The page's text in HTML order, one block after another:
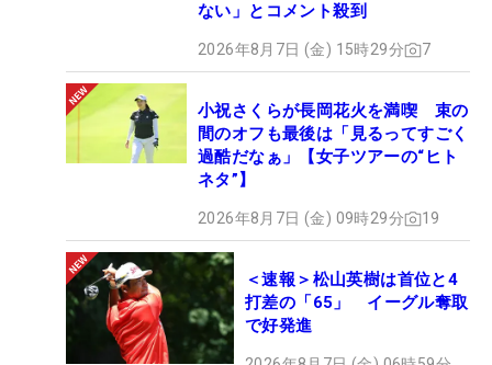
ない」とコメント殺到
2026年8月7日 (金) 15時29分 7
小祝さくらが長岡花火を満喫 束の
間のオフも最後は「見るってすごく
過酷だなぁ」【女子ツアーの“ヒト
ネタ”】
2026年8月7日 (金) 09時29分 19
＜速報＞松山英樹は首位と4
打差の「65」 イーグル奪取
で好発進